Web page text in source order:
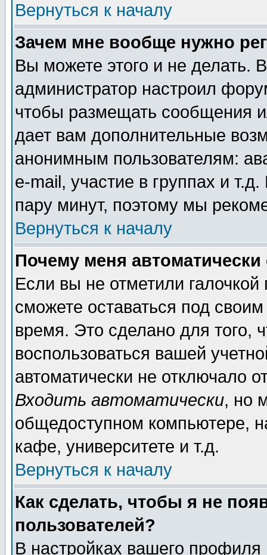
Вернуться к началу
Зачем мне вообще нужно
Вы можете этого и не делать.
администратор настроил
чтобы размещать сообщения
дает вам дополнительные
анонимным пользователям:
e-mail, участие в группах и
пару минут, поэтому мы
Вернуться к началу
Почему меня автоматически
Если вы не отметили галочкой
сможете оставаться под
время. Это сделано для того,
воспользоваться вашей
автоматически не отключало
Входить автоматически, но
общедоступном компьютере,
кафе, университете и т.д.
Вернуться к началу
Как сделать, чтобы я не
пользователей?
В настройках вашего